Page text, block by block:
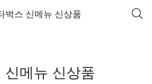
벅스 신메뉴 신상품
신메뉴 신상품